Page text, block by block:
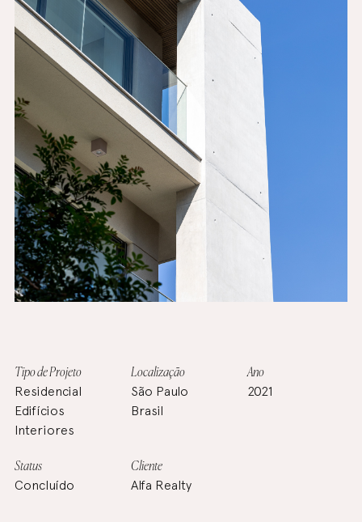
Tipo de Projeto
Residencial
Edifícios
Interiores
Localização
São Paulo
Brasil
Ano
2021
Status
Concluído
Cliente
Alfa Realty